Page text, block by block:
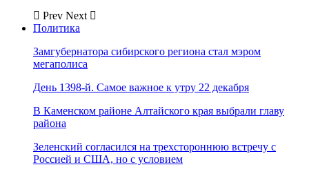
Prev Next
Политика
Замгубернатора сибирского региона стал мэром
мегаполиса
День 1398-й. Самое важное к утру 22 декабря
В Каменском районе Алтайского края выбрали главу
района
Зеленский согласился на трехстороннюю встречу с
Россией и США, но с условием